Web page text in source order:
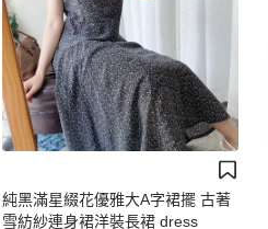
純黑滿星綴花優雅大A字裙擺 古著
雪紡紗連身裙洋裝長裙 dress